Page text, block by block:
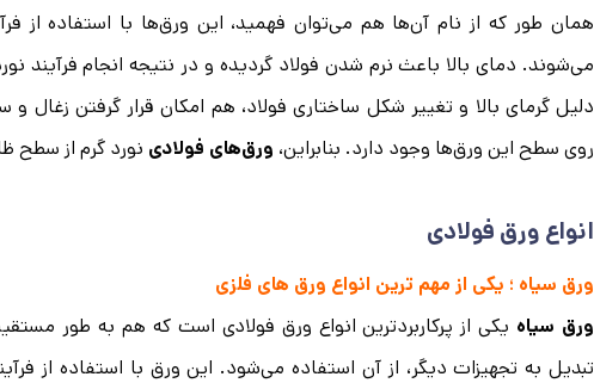
می‌شوند. دمای بالا باعث نرم شدن فولاد گردیده و در نتیجه انجام فرآیند
دلیل گرمای بالا و تغییر شکل ساختاری فولاد، هم امکان قرار گرفتن زغال و
روی سطح این ورق‌ها وجود دارد. بنابراین، ورق‌های فولادی نورد گرم از سطح
انواع ورق فولادی
ورق سیاه ؛ یکی از مهم ترین انواع ورق های فلزی
ورق سیاه یکی از پرکاربردترین انواع ورق فولادی است که هم به طور
تبدیل به تجهیزات دیگر، از آن استفاده می‌شود. این ورق با استفاده از